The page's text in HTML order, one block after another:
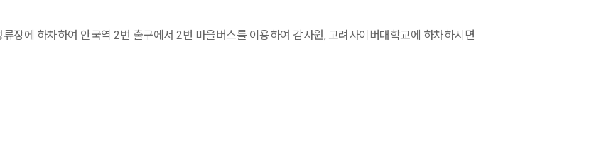
장에 하차하여 안국역 2번 출구에서 2번 마을버스를 이용하여 감사원, 고려사이버대학교에 하차하시면